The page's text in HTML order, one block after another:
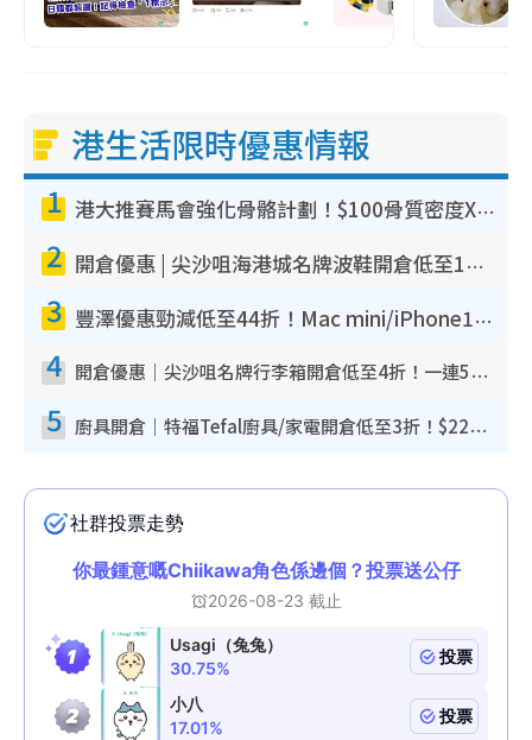
港生活限時優惠情報
1 港大推賽馬會強化骨骼計劃！$100骨質密度X光檢查 完成免費運動訓練送超市禮券！附參加資格
2 開倉優惠 | 尖沙咀海港城名牌波鞋開倉低至1折！On鞋$899起／Joy&Peace鞋履$98起
3 豐澤優惠勁減低至44折！Mac mini/iPhone17Pro大減價！廚房家電$220起
4 開倉優惠｜尖沙咀名牌行李箱開倉低至4折！一連5日 American Tourister/ace./Hallmark $200起！
5 廚具開倉｜特福Tefal廚具/家電開倉低至3折！$220起買平底鍋/炒鑊/湯煲！電飯煲/吸塵機/燙斗$418起